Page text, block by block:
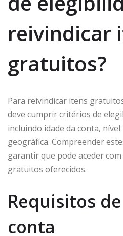
reivindicar
gratuitos?
Para reivindicar itens
deve cumprir critérios de
incluindo idade da conta,
geográfica. Compreender
garantir que pode aceder
gratuitos oferecidos.
Requisitos
conta